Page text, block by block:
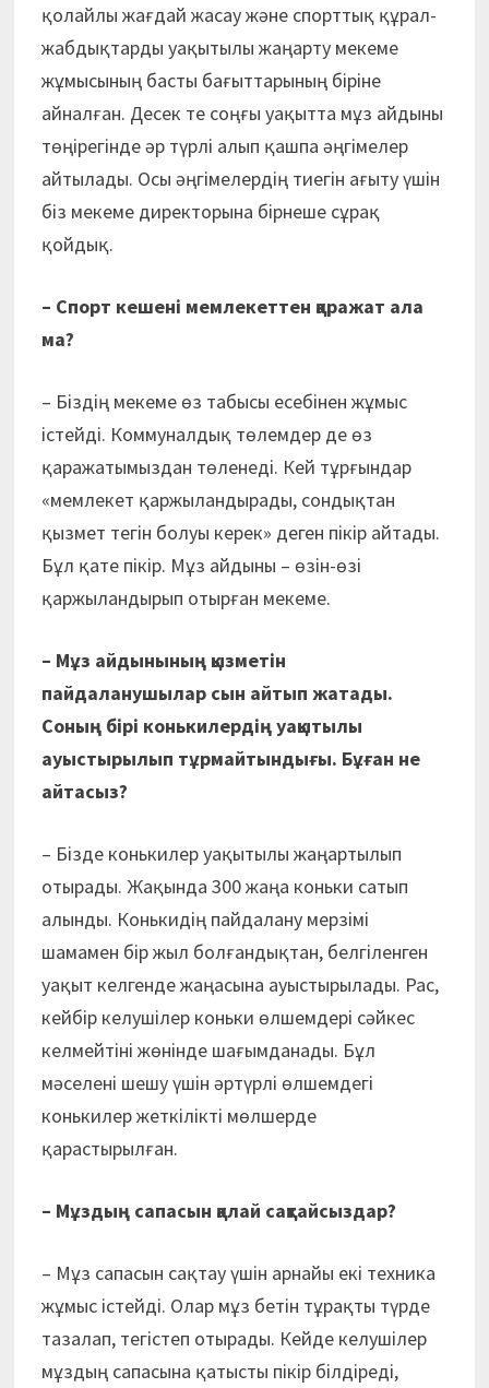
қолайлы жағдай жасау және спорттық құрал-
жабдықтарды уақытылы жаңарту мекеме
жұмысының басты бағыттарының біріне
айналған. Десек те соңғы уақытта мұз айдыны
төңірегінде әр түрлі алып қашпа әңгімелер
айтылады. Осы әңгімелердің тиегін ағыту үшін
біз мекеме директорына бірнеше сұрақ
қойдық.
– Спорт кешені мемлекеттен қаражат ала
ма?
– Біздің мекеме өз табысы есебінен жұмыс
істейді. Коммуналдық төлемдер де өз
қаражатымыздан төленеді. Кей тұрғындар
«мемлекет қаржыландырады, сондықтан
қызмет тегін болуы керек» деген пікір айтады.
Бұл қате пікір. Мұз айдыны – өзін-өзі
қаржыландырып отырған мекеме.
– Мұз айдынының қызметін
пайдаланушылар сын айтып жатады.
Соның бірі конькилердің уақытылы
ауыстырылып тұрмайтындығы. Бұған не
айтасыз?
– Бізде конькилер уақытылы жаңартылып
отырады. Жақында 300 жаңа коньки сатып
алынды. Конькидің пайдалану мерзімі
шамамен бір жыл болғандықтан, белгіленген
уақыт келгенде жаңасына ауыстырылады. Рас,
кейбір келушілер коньки өлшемдері сәйкес
келмейтіні жөнінде шағымданады. Бұл
мәселені шешу үшін әртүрлі өлшемдегі
конькилер жеткілікті мөлшерде
қарастырылған.
– Мұздың сапасын қалай сақтайсыздар?
– Мұз сапасын сақтау үшін арнайы екі техника
жұмыс істейді. Олар мұз бетін тұрақты түрде
тазалап, тегістеп отырады. Кейде келушілер
мұздың сапасына қатысты пікір білдіреді,